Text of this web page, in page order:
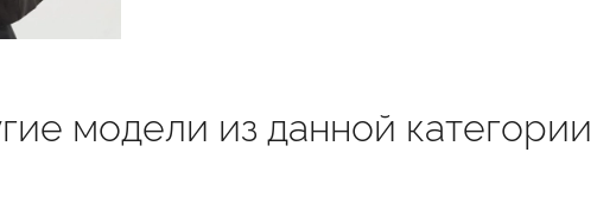
модели из данной категории